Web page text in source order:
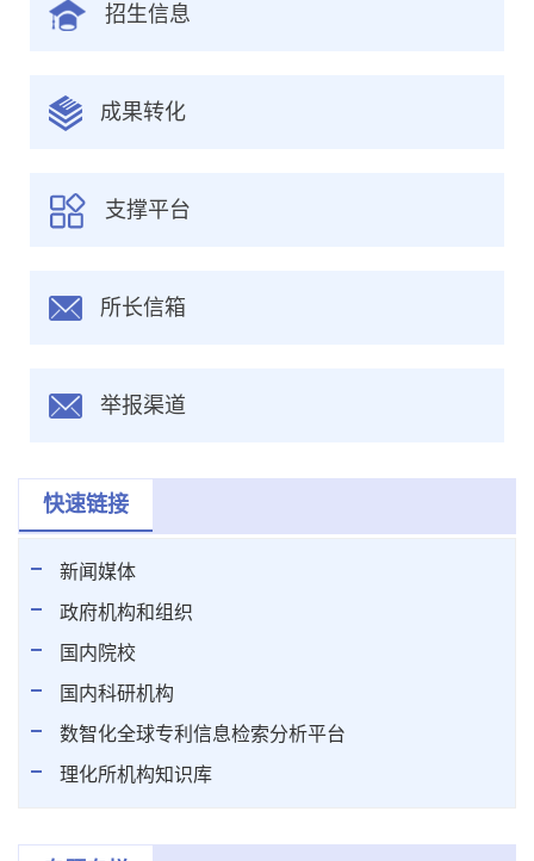
招生信息
成果转化
支撑平台
所长信箱
举报渠道
快速链接
新闻媒体
政府机构和组织
国内院校
国内科研机构
数智化全球专利信息检索分析平台
理化所机构知识库